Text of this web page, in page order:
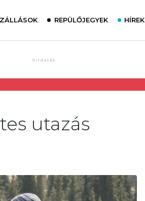
REPÜLŐJEGYEK HÍREK
utazás